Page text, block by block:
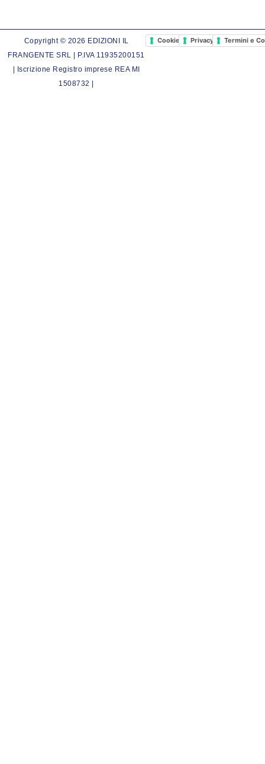
Copyright © 2026 EDIZIONI IL
FRANGENTE SRL | P.IVA 11935200151
| Iscrizione Registro imprese REA MI
1508732 |
Cookie PolicyPrivacy PolicyTermini e